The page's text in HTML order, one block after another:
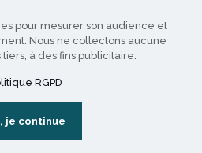
droits reservés - création &
interdite
pour mesurer son audience et
Nous ne collectons aucune
à des fins publicitaire.
RGPD
je continue